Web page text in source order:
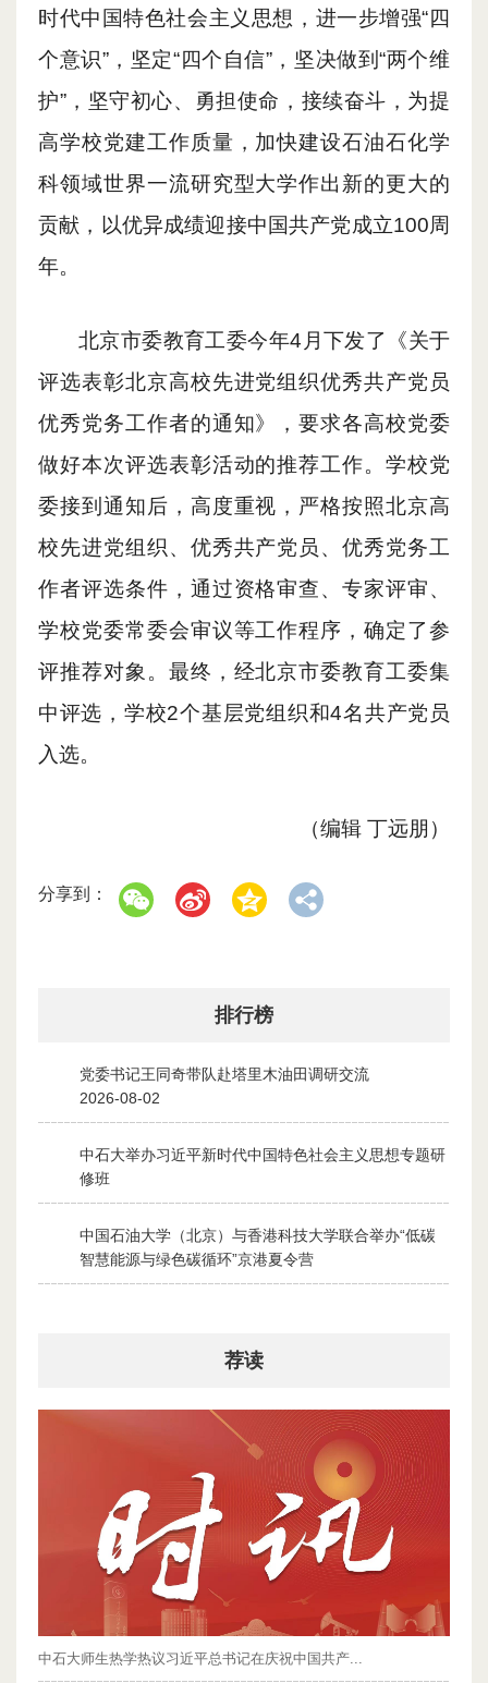
时代中国特色社会主义思想，进一步增强“四
个意识”，坚定“四个自信”，坚决做到“两个维
护”，坚守初心、勇担使命，接续奋斗，为提
高学校党建工作质量，加快建设石油石化学
科领域世界一流研究型大学作出 新的更大的
贡献，以优异成绩迎接中国共产党成立100周
年。
北京市委教育工委今年4月 下发了《关于
评选表彰北京高校先进党组织优秀共产党员
优秀党务工作者的通知》
，要求各高校党委
做好本次评选表彰活动的推荐工作。学校党
委接到通知后 ， 高度重视，严格按照北京高
校先进党组织、优秀共产党员、优秀党务工
作者评选条件，通过资格审查、专家评审、
学校党委常委会审议等工作程序，确定了参
评推荐对象。最终，经北京市委教育工委集
中评选， 学校2个基层党组织和4名共产党员
入选。
（编辑 丁远朋）
分享到：
排行榜
党委书记王同奇带队赴塔里木油田调研交流
2026-08-02
中石大举办习近平新时代中国特色社会主义思想专题研
修班
2026-07-28
中国石油大学（北京）与香港科技大学联合举办“低碳
智慧能源与绿色碳循环”京港夏令营
2026-07-30
荐读
中石大师生热学热议习近平总书记在庆祝中国共产...